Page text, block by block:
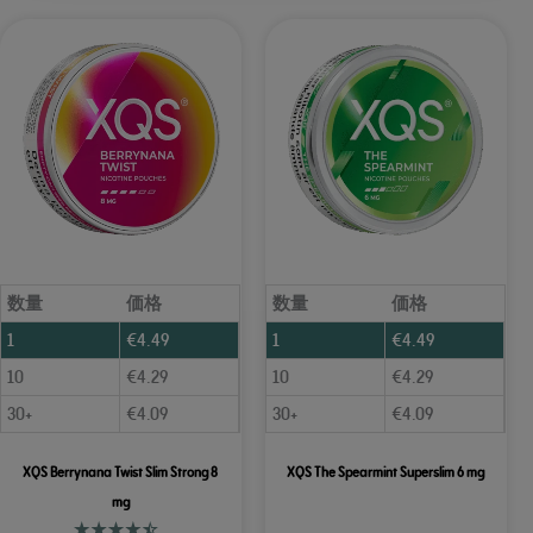
数量
価格
1
€4.49
10
€4.29
30+
€4.09
XQS Berrynana Twist Slim Strong 8
mg
数量
価格
1
€4.49
10
€4.29
30+
€4.09
XQS The Spearmint Superslim 6 mg